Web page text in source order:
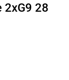
2xG9 28